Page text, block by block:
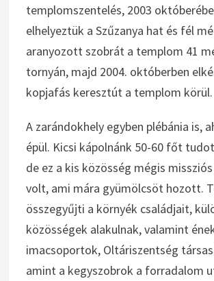
templomszentelés, 2003
elhelyeztük a Szűzanya hat és fél
aranyozott szobrát a templom 41
tornyán, majd 2004. októberben
kopjafás keresztút a templom körül.
A zarándokhely egyben plébánia is,
épül. Kicsi kápolnánk 50-60 főt
de ez a kis közösség mégis
volt, ami mára gyümölcsöt hozott.
összegyűjti a környék családjait,
közösségek alakulnak, valamint
imacsoportok, Oltáriszentség
amint a kegyszobrok a forradalom